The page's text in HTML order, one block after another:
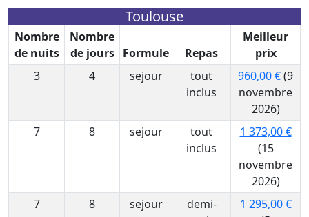
Toulouse
Nombre
de nuits
Nombre
de jours
Formule Repas
Meilleur
prix
3
4 sejour
tout
inclus
960,00 €(9
novembre
2026)
7
8 sejour
tout
inclus
1 373,00 €
(15
novembre
2026)
7
8 sejour
demi-
1 295,00 €